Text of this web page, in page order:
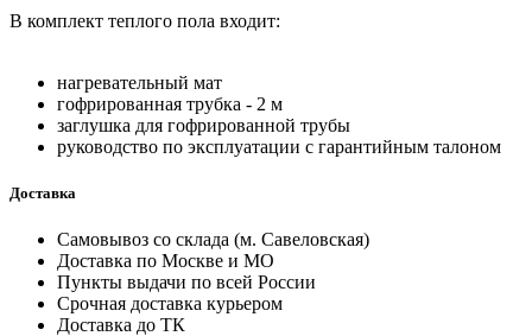
В комплект теплого пола входит:
нагревательный мат
гофрированная трубка - 2 м
заглушка для гофрированной трубы
руководство по эксплуатации с гарантийным талоном
Доставка
Самовывоз со склада (м. Савеловская)
Доставка по Москве и МО
Пункты выдачи по всей России
Срочная доставка курьером
Доставка до ТК